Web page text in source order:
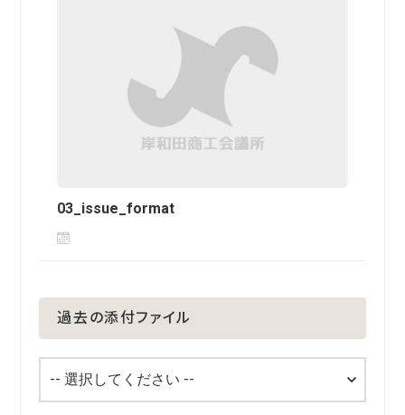
03_issue_format
過去の添付ファイル